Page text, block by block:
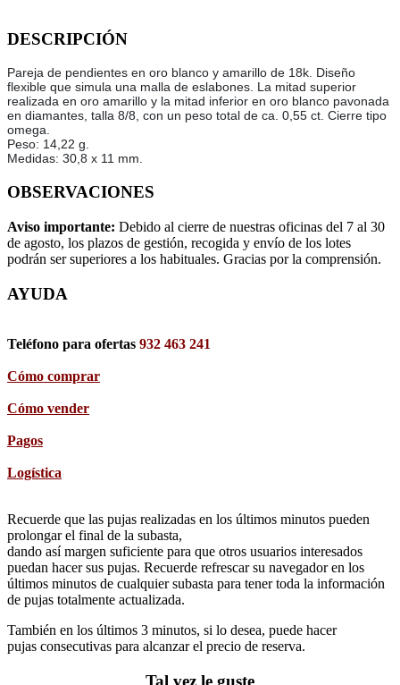
DESCRIPCIÓN
Pareja de pendientes en oro blanco y amarillo de 18k. Diseño
flexible que simula una malla de eslabones. La mitad superior
realizada en oro amarillo y la mitad inferior en oro blanco pavonada
en diamantes, talla 8/8, con un peso total de ca. 0,55 ct. Cierre tipo
omega.
Peso: 14,22 g.
Medidas: 30,8 x 11 mm.
OBSERVACIONES
Aviso importante: Debido al cierre de nuestras oficinas del 7 al 30
de agosto, los plazos de gestión, recogida y envío de los lotes
podrán ser superiores a los habituales. Gracias por la comprensión.
AYUDA
Teléfono para ofertas 932 463 241
Cómo comprar
Cómo vender
Pagos
Logística
Recuerde que las pujas realizadas en los últimos minutos pueden
prolongar el final de la subasta,
dando así margen suficiente para que otros usuarios interesados
puedan hacer sus pujas. Recuerde refrescar su navegador en los
últimos minutos de cualquier subasta para tener toda la información
de pujas totalmente actualizada.
También en los últimos 3 minutos, si lo desea, puede hacer
pujas consecutivas para alcanzar el precio de reserva.
Tal vez le guste